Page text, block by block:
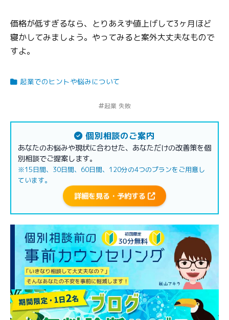
価格が低すぎるなら、とりあえず値上げして3ヶ月ほど
寝かしてみましょう。やってみると案外大丈夫なもので
すよ。
起業でのヒントや悩みについて
起業 失敗
個別相談のご案内
あなたのお悩みや現状に合わせた、あなただけの改善策を個
別相談でご提案します。
※15日間、30日間、60日間、120分の4つのプランをご用意し
ています。
詳細を見る・予約する